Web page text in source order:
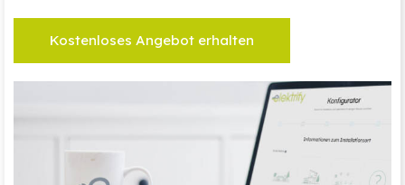
Kostenloses Angebot erhalten